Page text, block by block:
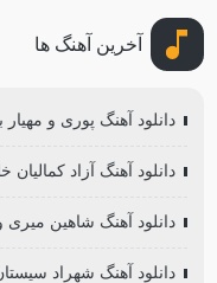
آخرین آهنگ ها
دانلود آهنگ پوری و مهیار
دانلود آهنگ آزاد
دانلود آهنگ شاهین
دانلود آهنگ شهراد